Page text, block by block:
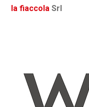
la fiaccola Srl